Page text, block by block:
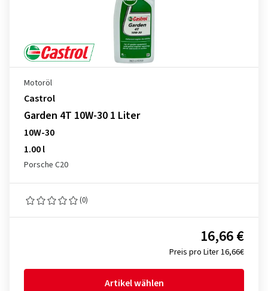
Motoröl
Castrol
Garden 4T 10W-30 1 Liter
10W-30
1.00 l
Porsche C20
(0)
Preis pro Liter 16,66€
16,66 €
Artikel wählen